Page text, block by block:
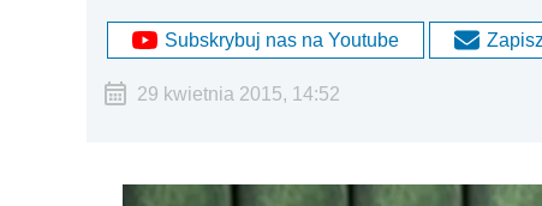
Subskrybuj nas na Youtube
29 kwietnia 2015, 14:52